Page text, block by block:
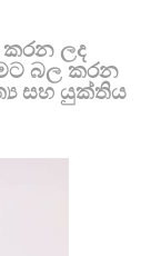
ලද
බල කරන
සහ යුක්තිය